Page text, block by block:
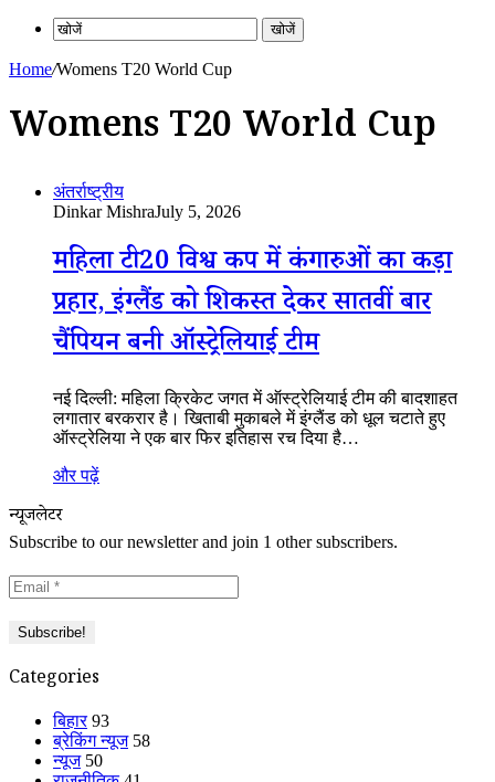
खोजें
Home/Womens T20 World Cup
Womens T20 World Cup
अंतर्राष्ट्रीय
Dinkar MishraJuly 5, 2026
महिला टी20 विश्व कप में कंगारुओं का कड़ा
प्रहार, इंग्लैंड को शिकस्त देकर सातवीं बार
चैंपियन बनी ऑस्ट्रेलियाई टीम
नई दिल्ली: महिला क्रिकेट जगत में ऑस्ट्रेलियाई टीम की बादशाहत
लगातार बरकरार है। खिताबी मुकाबले में इंग्लैंड को धूल चटाते हुए
ऑस्ट्रेलिया ने एक बार फिर इतिहास रच दिया है…
और पढ़ें
न्यूजलेटर
Subscribe to our newsletter and join 1 other subscribers.
Categories
बिहार 93
ब्रेकिंग न्यूज 58
न्यूज 50